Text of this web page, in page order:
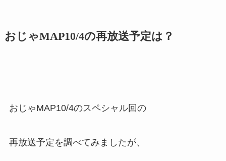
おじゃMAP10/4の再放送予定は？
おじゃMAP10/4のスペシャル回の
再放送予定を調べてみましたが、